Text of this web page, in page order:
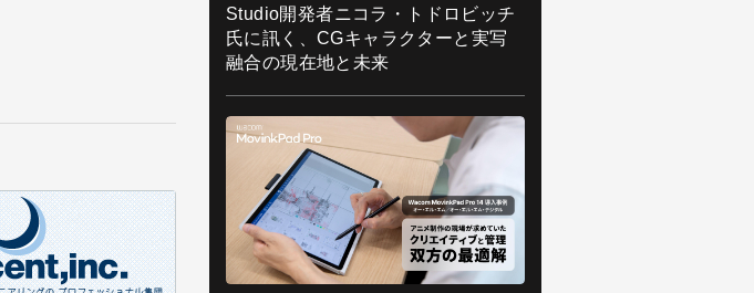
Studio開発者ニコラ・トドロビッチ
氏に訊く、CGキャラクターと実写
融合の現在地と未来